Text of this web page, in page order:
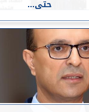
حتى...